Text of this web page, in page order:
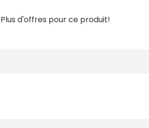
Plus d'offres pour ce produit!